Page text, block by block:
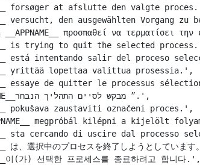
forsøger at afslutte den valgte
versucht, den ausgewählten Vorgang zu
__APPNAME__ προσπαθεί να τερματίσει την
is trying to quit the selected
está intentando salir del proceso
yrittää lopettaa valittua prosessia.',
essaye de quitter le processus
pokušava zaustaviti označeni proces.',
megpróbál kilépni a kijelölt
sta cercando di uscire dal processo
、選択中のプロセスを終了しようとしています
(가) 선택한 프로세스를 종료하려고 합니다.',